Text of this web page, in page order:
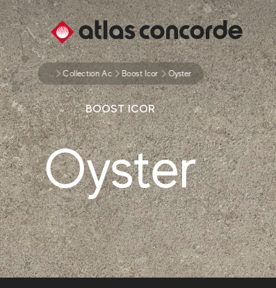
... Collection Ac Boost Icor Oyster
BOOST ICOR
Oyster